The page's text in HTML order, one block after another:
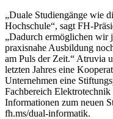
„Duale Studiengänge wie
Hochschule“, sagt FH-
„Dadurch ermöglichen wir
praxisnahe Ausbildung
am Puls der Zeit.“ Atruvia
letzten Jahres eine
Unternehmen eine
Fachbereich
Informationen zum neuen
fh.ms/dual-informatik.